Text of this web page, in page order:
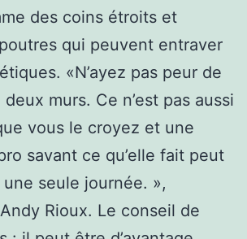
des coins étroits et
qui peuvent entraver
«N’ayez pas peur de
murs. Ce n’est pas aussi
vous le croyez et une
savant ce qu’elle fait peut
seule journée. »,
Rioux. Le conseil de